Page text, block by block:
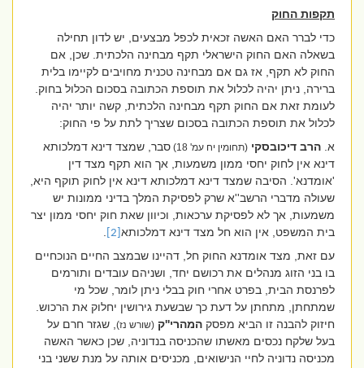
תקפות החוק
כדי לברר האם האשה זכאית לכפל מבצעים, יש לדון תחילה
בשאלה האם החוק הישראלי תקף מבחינה הלכתית. שכן, אם
החוק לא תקף, אז גם אם מבחינה טכנית מחויבים לקיימו בלית
ברירה, ניתן יהיה לכלול את תוספת הכתובה בסכום הכלול בחוק.
לעומת זאת אם החוק תקף מבחינה הלכתית, קשה יותר יהיה
לכלול את תוספת הכתובה בסכום שצריך לתת על פי החוק:
א.הרב דיכובסקי (תחומין יח עמ' 18)
סבר, שמצד דינא דמלכותא
דינא אין לחוק יחסי ממון משמעות, אך הוא תקף מצד דין
'אומדנא'. הסיבה שמצד דינא דמלכותא דינא אין לחוק תוקף היא,
שעולה מדברי הרשב''א שרק לפסיקת המלך בדיני ממונות יש
משמעות, אך לא לפסיקת ערכאות, וכיוון שאת חוק יחסי ממון יצר
בית המשפט, אין הוא חל מצד דינא דמלכותא[2]
.
עם זאת, מצד אומדנא החוק חל, דהיינו שבמצב החיים הנוכחיים
בו בני הזוג מנהלים את רכושם יחד, ושניהם עובדים ותורמים
לפרנסת הבית, בפרט אחרי חוק בבלי ניתן לומר, שכל מי
שמתחתן, מתחתן על דעת כך שבשעת גירושין יחלוק את הרכוש.
חיזוק להבנה זו הביא מפסקהמהרי''ק (שורש נז) , שגזר חרם על
בעל שלקח נכסים מאשתו שהכניסה בנדוניה, שכן כאשר האשה
מכניסה נדוניה לחיי הנישואים, מכניסים אותה על מנת ששני בני